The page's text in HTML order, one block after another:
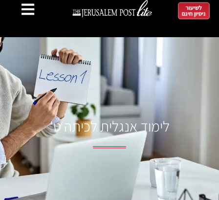
לשיעור
ניסיון חינם
לימוד אנגלית לכיתה ט'